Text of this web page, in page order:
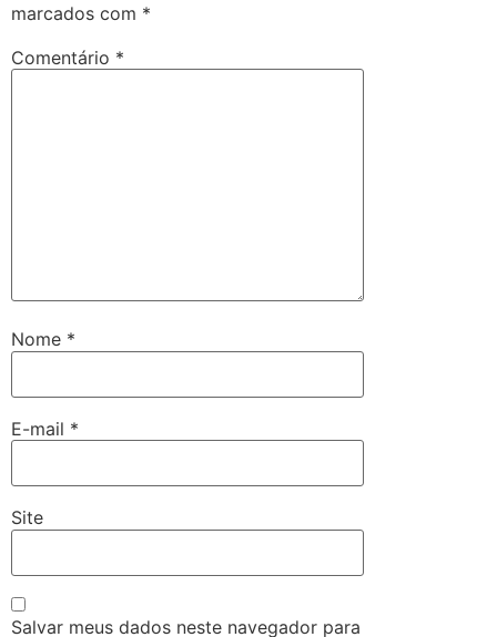
marcados com *
Comentário *
Nome *
E-mail *
Site
Salvar meus dados neste navegador para